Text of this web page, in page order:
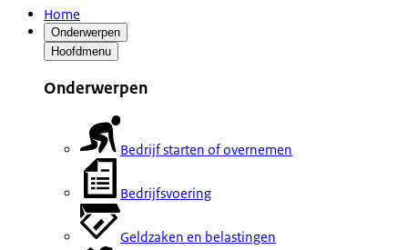
Home
Onderwerpen
Hoofdmenu
Onderwerpen
Bedrijf starten of overnemen
Bedrijfsvoering
Geldzaken en belastingen